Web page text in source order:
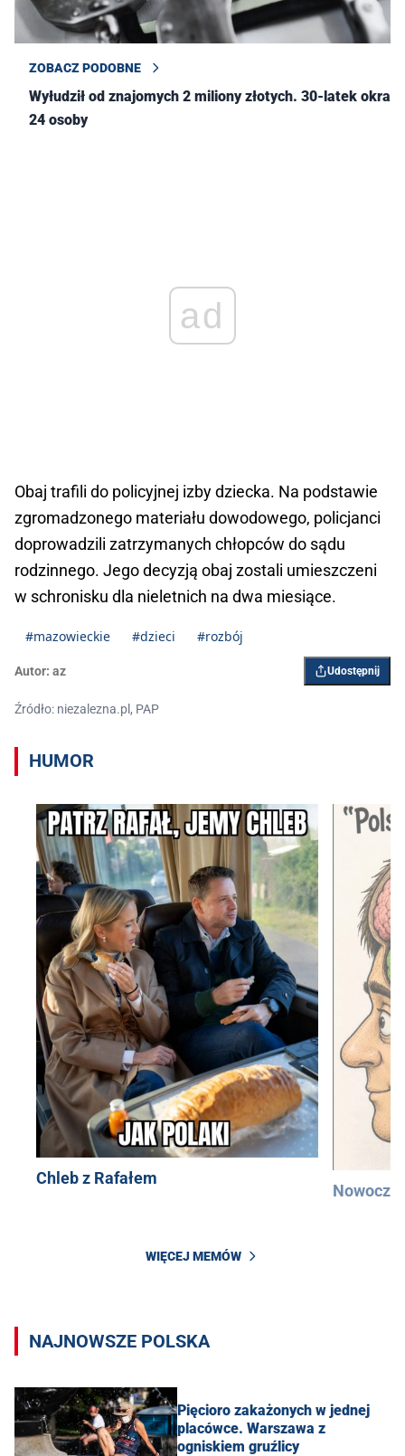
ZOBACZ PODOBNE
Wyłudził od znajomych 2 miliony złotych. 30-latek okradł
24 osoby
ad
Obaj trafili do policyjnej izby dziecka. Na podstawie
zgromadzonego materiału dowodowego, policjanci
doprowadzili zatrzymanych chłopców do sądu
rodzinnego. Jego decyzją obaj zostali umieszczeni
w schronisku dla nieletnich na dwa miesiące.
#mazowieckie #dzieci #rozbój
Autor: az Udostępnij
Źródło: niezalezna.pl, PAP
HUMOR
Chleb z Rafałem
WIĘCEJ MEMÓW
NAJNOWSZE POLSKA
Pięcioro zakażonych w jednej
placówce. Warszawa z
ogniskiem gruźlicy